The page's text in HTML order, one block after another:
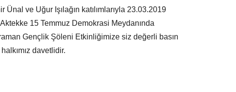
Ünal ve Uğur Işılağın katılımlarıyla 23.03.2019
15 Temmuz Demokrasi Meydanında
Gençlik Şöleni Etkinliğimize siz değerli basın
davetlidir.